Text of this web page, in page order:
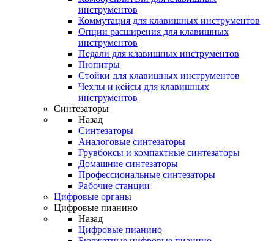
инструментов
Коммутация для клавишных инструментов
Опции расширения для клавишных
инструментов
Педали для клавишных инструментов
Пюпитры
Стойки для клавишных инструментов
Чехлы и кейсы для клавишных
инструментов
Синтезаторы
Назад
Синтезаторы
Аналоговые синтезаторы
Грувбоксы и компактные синтезаторы
Домашние синтезаторы
Профессиональные синтезаторы
Рабочие станции
Цифровые органы
Цифровые пианино
Назад
Цифровые пианино